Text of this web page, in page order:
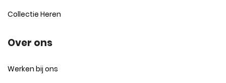
Collectie Heren
Over ons
Werken bij ons